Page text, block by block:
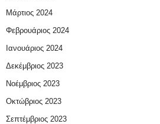
Μάρτιος 2024
Φεβρουάριος 2024
Ιανουάριος 2024
Δεκέμβριος 2023
Νοέμβριος 2023
Οκτώβριος 2023
Σεπτέμβριος 2023